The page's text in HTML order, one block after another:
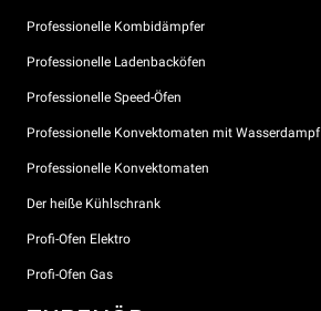
Professionelle Kombidämpfer
Professionelle Ladenbacköfen
Professionelle Speed-Öfen
Professionelle Konvektomaten mit Wasserdampf
Professionelle Konvektomaten
Der heiße Kühlschrank
Profi-Ofen Elektro
Profi-Ofen Gas